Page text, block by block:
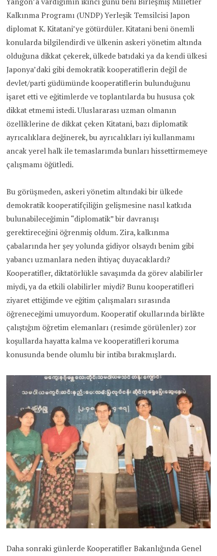
Kalkınma Programı (UNDP) Yerleşik Temsilcisi Japon
diplomat K. Kitatani’ye götürdüler. Kitatani beni önemli
konularda bilgilendirdi ve ülkenin askeri yönetim altında
olduğuna dikkat çekerek, ülkede batıdaki ya da kendi ülkesi
Japonya’daki gibi demokratik kooperatiflerin değil de
devlet/parti güdümünde kooperatiflerin bulunduğunu
işaret etti ve eğitimlerde ve toplantılarda bu hususa çok
dikkat etmemi istedi. Uluslararası uzman olmanın
özelliklerine de dikkat çeken Kitatani, bazı diplomatik
ayrıcalıklara değinerek, bu ayrıcalıkları iyi kullanmamı
ancak yerel halk ile temaslarımda bunları hissettirmemeye
çalışmamı öğütledi.
Bu görüşmeden, askeri yönetim altındaki bir ülkede
demokratik kooperatifçiliğin gelişmesine nasıl katkıda
bulunabileceğimin “diplomatik” bir davranışı
gerektireceğini öğrenmiş oldum. Zira, kalkınma
çabalarında her şey yolunda gidiyor olsaydı benim gibi
yabancı uzmanlara neden ihtiyaç duyacaklardı?
Kooperatifler, diktatörlükle savaşımda da görev alabilirler
miydi, ya da etkili olabilirler miydi? Bunu kooperatifleri
ziyaret ettiğimde ve eğitim çalışmaları sırasında
öğreneceğimi umuyordum. Kooperatif okullarında birlikte
çalıştığım öğretim elemanları (resimde görülenler) zor
koşullarda hayatta kalma ve kooperatifleri koruma
konusunda bende olumlu bir intiba bırakmışlardı.
Daha sonraki günlerde Kooperatifler Bakanlığında Genel